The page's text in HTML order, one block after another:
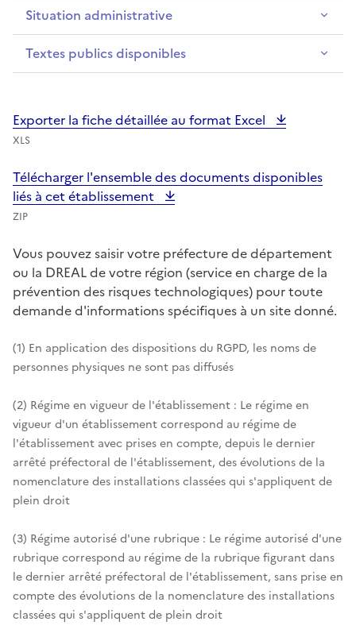
Situation administrative
Textes publics disponibles
Exporter la fiche détaillée au format Excel
XLS
Télécharger l'ensemble des documents disponibles
liés à cet établissement
ZIP
Vous pouvez saisir votre préfecture de département
ou la DREAL de votre région (service en charge de la
prévention des risques technologiques) pour toute
demande d'informations spécifiques à un site donné.
(1) En application des dispositions du RGPD, les noms de
personnes physiques ne sont pas diffusés
(2) Régime en vigueur de l'établissement : Le régime en
vigueur d'un établissement correspond au régime de
l'établissement avec prises en compte, depuis le dernier
arrêté préfectoral de l'établissement, des évolutions de la
nomenclature des installations classées qui s'appliquent de
plein droit
(3) Régime autorisé d'une rubrique : Le régime autorisé d'une
rubrique correspond au régime de la rubrique figurant dans
le dernier arrêté préfectoral de l'établissement, sans prise en
compte des évolutions de la nomenclature des installations
classées qui s'appliquent de plein droit